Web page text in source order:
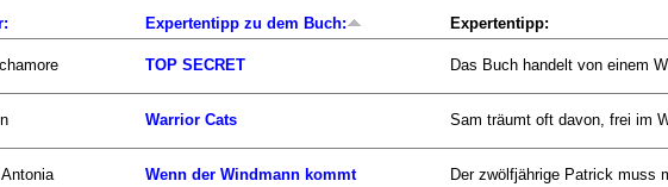
Expertentipp zu dem Buch: Expertentipp:
TOP SECRET Das Buch handelt von einem
Warrior Cats Sam träumt oft davon, frei im
Wenn der Windmann kommt Der zwölfjährige Patrick muss